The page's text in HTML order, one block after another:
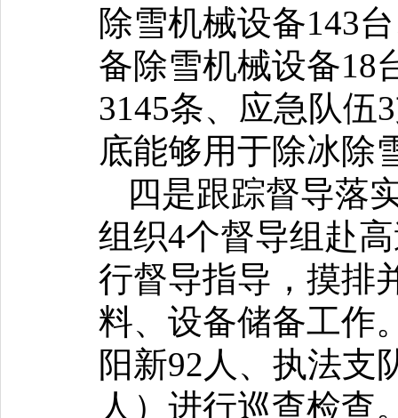
除雪机械设备143
备除雪机械设备18
3145条、应急队伍
底能够用于除冰除
四是跟踪督导落
组织4个督导组赴
行督导指导，摸排
料、设备储备工作
阳新92人、执法支
人）进行巡查检查